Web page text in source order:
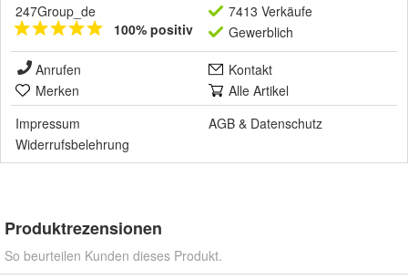
247Group_de
100% positiv
7413 Verkäufe
Gewerblich
Anrufen
Kontakt
Merken
Alle Artikel
Impressum
AGB & Datenschutz
Widerrufsbelehrung
Produktrezensionen
So beurteilen Kunden dieses Produkt.